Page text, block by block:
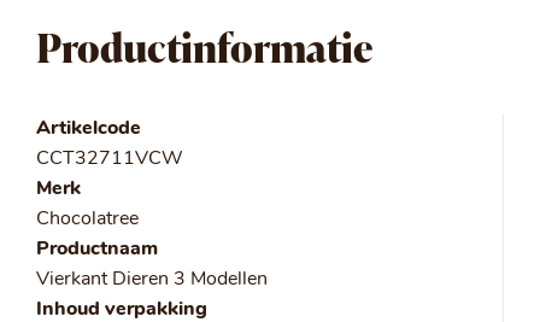
Productinformatie
Artikelcode
CCT32711VCW
Merk
Chocolatree
Productnaam
Vierkant Dieren 3 Modellen
Inhoud verpakking